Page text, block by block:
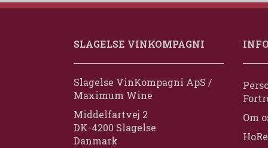
SLAGELSE VINKOMPAGNI
Slagelse VinKompagni ApS /
Maximum Wine
Middelfartvej 2
DK-4200 Slagelse
Danmark
Om